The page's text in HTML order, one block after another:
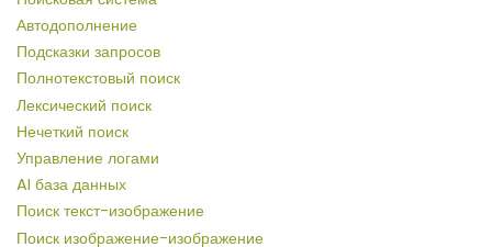
Автодополнение
Подсказки запросов
Полнотекстовый поиск
Лексический поиск
Нечеткий поиск
Управление логами
AI база данных
Поиск текст-изображение
Поиск изображение-изображение